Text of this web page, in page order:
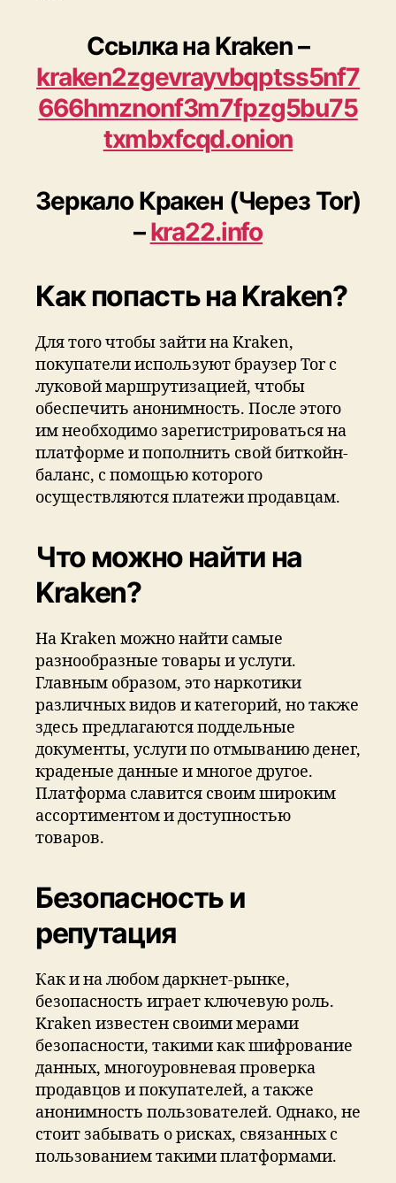
Cсылка на Kraken–
kraken2zgevrayvbqptss5nf7
666hmznonf3m7fpzg5bu75
txmbxfcqd.onion
Зеркало Кракен (Через Tor)
–kra22.info
Как попасть на Kraken?
Для того чтобы зайти на Kraken,
покупатели используют браузер Tor с
луковой маршрутизацией, чтобы
обеспечить анонимность. После этого
им необходимо зарегистрироваться на
платформе и пополнить свой биткойн-
баланс, с помощью которого
осуществляются платежи продавцам.
Что можно найти на
Kraken?
На Kraken можно найти самые
разнообразные товары и услуги.
Главным образом, это наркотики
различных видов и категорий, но также
здесь предлагаются поддельные
документы, услуги по отмыванию денег,
краденые данные и многое другое.
Платформа славится своим широким
ассортиментом и доступностью
товаров.
Безопасность и
репутация
Как и на любом даркнет-рынке,
безопасность играет ключевую роль.
Kraken известен своими мерами
безопасности, такими как шифрование
данных, многоуровневая проверка
продавцов и покупателей, а также
анонимность пользователей. Однако, не
стоит забывать о рисках, связанных с
пользованием такими платформами.